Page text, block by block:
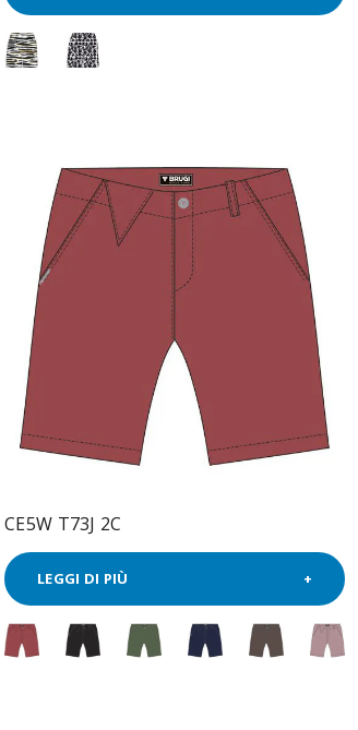
CE5W T73J 2C
LEGGI DI PIÙ